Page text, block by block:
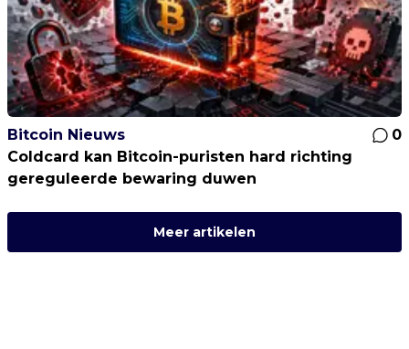
Bitcoin Nieuws
0
Coldcard kan Bitcoin-puristen hard richting
gereguleerde bewaring duwen
Meer artikelen